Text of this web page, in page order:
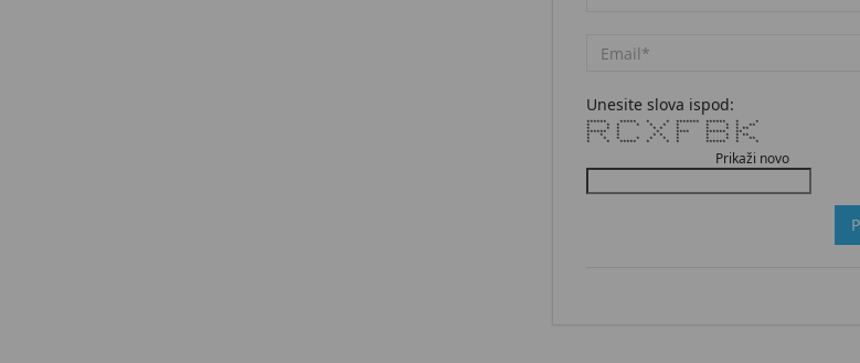
Unesite slova ispod:
****** ***** * * ******* ****** * *
* * * * * * * * * * **
* * * * * * * * * **
****** * * **** ****** **
* * * * * * * * * **
* * * * * * * * * * **
* * ***** * * * ****** * *
Prikaži novo